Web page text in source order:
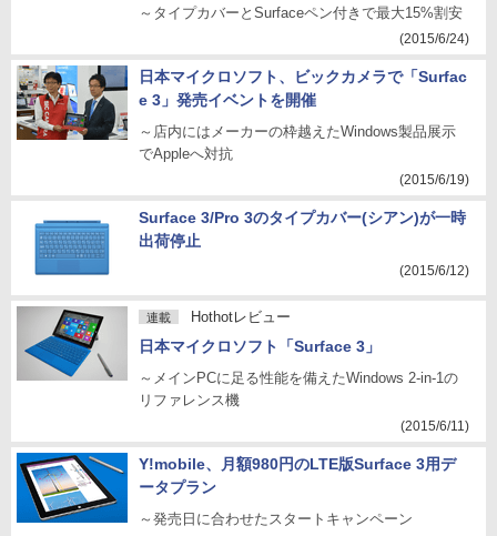
～タイプカバーとSurfaceペン付きで最大15%割安
(2015/6/24)
日本マイクロソフト、ビックカメラで「Surfac
e 3」発売イベントを開催
～店内にはメーカーの枠越えたWindows製品展示
でAppleへ対抗
(2015/6/19)
Surface 3/Pro 3のタイプカバー(シアン)が一時
出荷停止
(2015/6/12)
連載 Hothotレビュー
日本マイクロソフト「Surface 3」
～メインPCに足る性能を備えたWindows 2-in-1の
リファレンス機
(2015/6/11)
Y!mobile、月額980円のLTE版Surface 3用デ
ータプラン
～発売日に合わせたスタートキャンペーン